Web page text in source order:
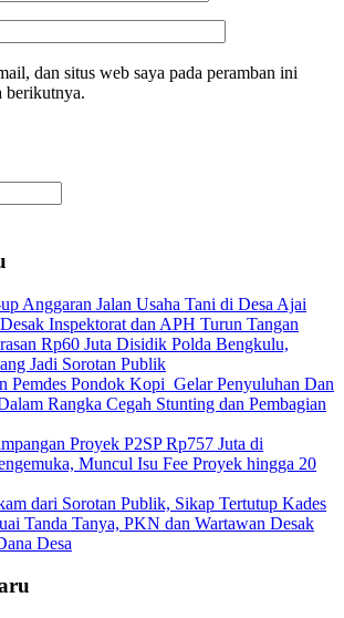
dan situs web saya pada peramban ini
berikutnya.
Anggaran Jalan Usaha Tani di Desa Ajai
Inspektorat dan APH Turun Tangan
Rp60 Juta Disidik Polda Bengkulu,
Jadi Sorotan Publik
Pemdes Pondok Kopi Gelar Penyuluhan Dan
Rangka Cegah Stunting dan Pembagian
Proyek P2SP Rp757 Juta di
Muncul Isu Fee Proyek hingga 20
dari Sorotan Publik, Sikap Tertutup Kades
Tanda Tanya, PKN dan Wartawan Desak
Desa